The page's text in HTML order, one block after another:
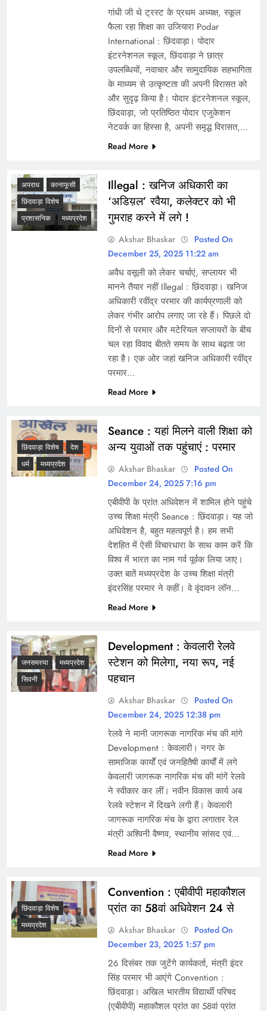
गांधी जी थे ट्रस्ट के प्रथम अध्यक्ष, स्कूल
फैला रहा शिक्षा का उजियारा Podar
International : छिंदवाड़ा। पोदार
इंटरनेशनल स्कूल, छिंदवाड़ा ने छात्र
उपलब्धियों, नवाचार और सामुदायिक सहभागिता
के माध्यम से उत्कृष्टता की अपनी विरासत को
और सुदृढ़ किया है। पोदार इंटरनेशनल स्कूल,
छिंदवाड़ा, जो प्रतिष्ठित पोदार एजुकेशन
नेटवर्क का हिस्सा है, अपनी समृद्ध विरासत,…
Read More
अपराध
कानाफूसी
छिंदवाड़ा विशेष
प्रशासनिक
मध्यप्रदेश
Illegal : खनिज अधिकारी का
‘अडिय़ल’ रवैया, कलेक्टर को भी
गुमराह करने में लगे !
Akshar Bhaskar
Posted On
December 25, 2025 11:22 am
अवैध वसूली को लेकर चर्चाएं, सप्लायर भी
मानने तैयार नहीं Illegal : छिंदवाड़ा। खनिज
अधिकारी रवींद्र परमार की कार्यप्रणाली को
लेकर गंभीर आरोप लगाए जा रहे हैं। पिछले दो
दिनों से परमार और मटेरियल सप्लायरों के बीच
चल रहा विवाद बीतते समय के साथ बढ़ता जा
रहा है। एक ओर जहां खनिज अधिकारी रवींद्र
परमार…
Read More
छिंदवाड़ा विशेष
देश
धर्म
मध्यप्रदेश
Seance : यहां मिलने वाली शिक्षा को
अन्य युवाओं तक पहुंचाएं : परमार
Akshar Bhaskar
Posted On
December 24, 2025 7:16 pm
एबीवीपी के प्रांत अधिवेशन में शामिल होने पहुंचे
उच्च शिक्षा मंत्री Seance : छिंदवाड़ा। यह जो
अधिवेशन है, बहुत महत्वपूर्ण है। हम सभी
देशहित में ऐसी विचारधारा के साथ काम करें कि
विश्व में भारत का नाम गर्व पूर्वक लिया जाए।
उक्त बातें मध्यप्रदेश के उच्च शिक्षा मंत्री
इंदरसिंह परमार ने कहीं। वे वृंदावन लॉन…
Read More
जनसमस्या
मध्यप्रदेश
सिवनी
Development : केवलारी रेलवे
स्टेशन को मिलेगा, नया रूप, नई
पहचान
Akshar Bhaskar
Posted On
December 24, 2025 12:38 pm
रेलवे ने मानी जागरूक नागरिक मंच की मांगे
Development : केवलारी। नगर के
सामाजिक कार्यों एवं जनहितैषी कार्यों में लगे
केवलारी जागरूक नागरिक मंच की मांगें रेलवे
ने स्वीकार कर लीं। नवीन विकास कार्य अब
रेलवे स्टेशन में दिखने लगी हैं। केवलारी
जागरूक नागरिक मंच के द्वारा लगातार रेल
मंत्री अश्विनी वैष्णव, स्थानीय सांसद एवं…
Read More
छिंदवाड़ा विशेष
मध्यप्रदेश
Convention : एबीवीपी महाकौशल
प्रांत का 58वां अधिवेशन 24 से
Akshar Bhaskar
Posted On
December 23, 2025 1:57 pm
26 दिसंबर तक जुटेंगे कार्यकर्ता, मंत्री इंदर
सिंह परमार भी आएंगे Convention :
छिंदवाड़ा। अखिल भारतीय विद्यार्थी परिषद
(एबीवीपी) महाकौशल प्रांत का 58वां प्रांत